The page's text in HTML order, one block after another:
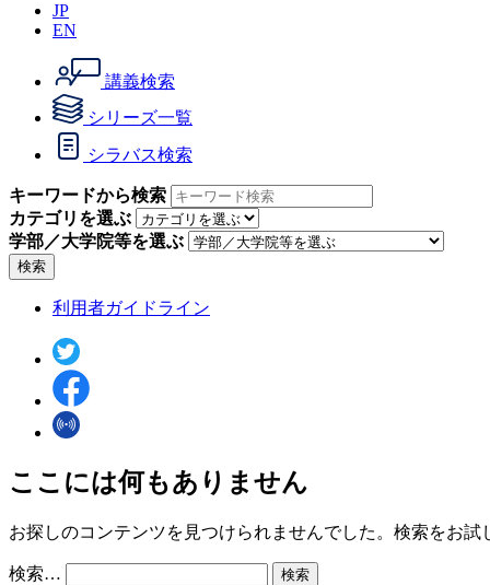
JP
EN
講義検索
シリーズ一覧
シラバス検索
キーワードから検索
カテゴリを選ぶ
学部／大学院等を選ぶ
検索
利用者ガイドライン
ここには何もありません
お探しのコンテンツを見つけられませんでした。検索をお試
検索…